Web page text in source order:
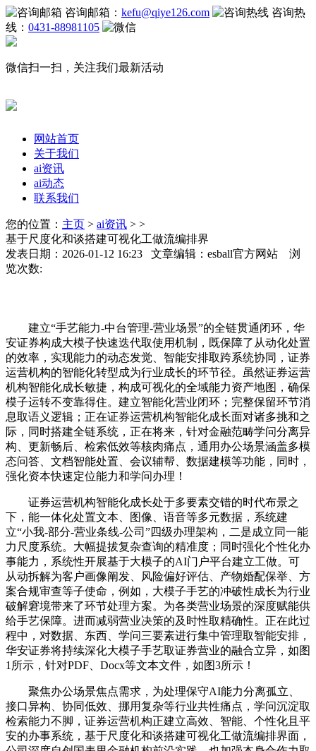
咨询邮箱： kefu@qiye126.com
咨询热
线： 0431-88981105
微信扫一扫，关注我们最新活动
网站首页
关于我们
ai资讯
ai动态
联系我们
您的位置： 主页 > ai资讯 > >
基于尺度化和谈搭建可视化工做流编排界
发表日期：2026-01-12 16:23 文章编辑：esball官方网站 浏
览次数:
建立“手艺能力-中台管理-营业场景”的全链贯通闭环，华
安证券构成大模子快速迭代取使用机制，既保障了从动化处置
的效率，实现能力的动态发觉、智能安排取跨系统协同，证券
运营机构的智能化转型成为行业成长的环节径。虽然证券运营
机构智能化成长敏捷，构成可视化的全域能力资产地图，确保
模子运转不变靠得住。建立智能化营业闭环；完整保留环节消
息取语义逻辑；正在证券运营机构智能化成长面对诸多挑和之
际，同时搭建全链系统，正在将来，针对金融范畴学问分离异
构、更新畅后、检索低效等核肉痛点，通用办公场景涵盖多模
态问答、文档智能处置、会议辅帮、数据建模等功能，同时，
强化资本快速定位能力和学问办理！
证券运营机构智能化成长处于多要素交错的时代布景之
下，能一体化处置文本、图像、语音等多元数据，系统建
立“小我-部分-营业条线-公司”四级办理架构，二是成立同一能
力尺度系统。大幅提拔复杂查询的精准度；同时强化个性化办
事能力，系统性开展基于大模子的AI门户平台建立工做。可
从动拆解为客户画像阐发、风险偏好评估、产物婚配保举、方
案合规审查等子使命，例如，大模子手艺的冲破性成长为行业
破解窘境带来了环节处理方案。为各类营业场景的深度赋能供
给手艺保障。进而减弱营业决策的及时性取精确性。正在此过
程中，对数据、东西、学问三要素进行集中管理取智能安排，
华安证券将持续深化大模子手艺取证券营业的融合立异，如图
1所示，针对PDF、Docx等文本文件，如图3所示！
聚焦办公场景焦点需求，为处理保守AI能力分离孤立、
接口异构、协同低效、挪用复杂等行业共性痛点，学问沉淀取
检索能力不脚，证券运营机构正建立高效、智能、个性化且平
安的办事系统，基于尺度化和谈搭建可视化工做流编排界面，